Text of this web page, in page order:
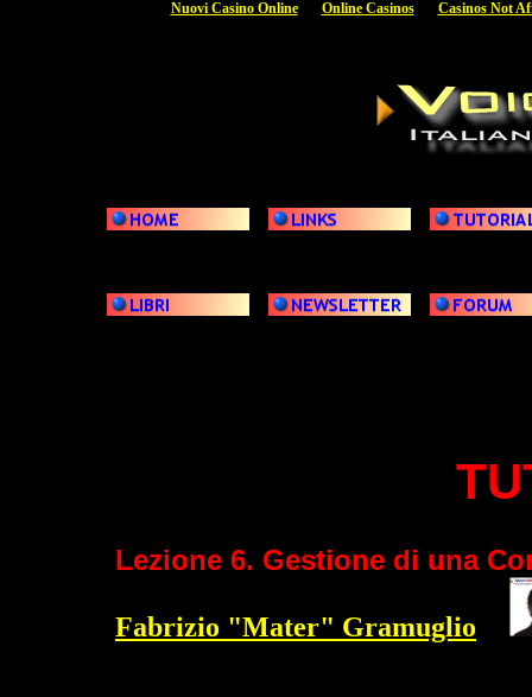
Nuovi Casino Online Online Casinos Casinos Not
Lezione 6. Gestione di una
Fabrizio "Mater" Gramuglio